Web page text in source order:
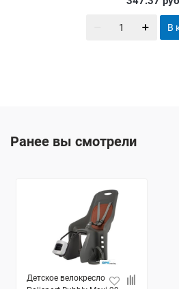
В
Ранее вы смотрели
Детское велокресло